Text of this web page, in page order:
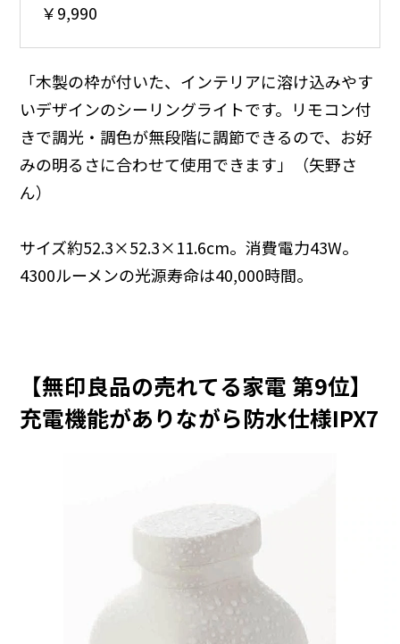
￥9,990
「木製の枠が付いた、インテリアに溶け込みやす
いデザインのシーリングライトです。リモコン付
きで調光・調色が無段階に調節できるので、お好
みの明るさに合わせて使用できます」（矢野さ
ん）
サイズ約52.3×52.3×11.6cm。消費電力43W。
4300ルーメンの光源寿命は40,000時間。
【無印良品の売れてる家電 第9位】
充電機能がありながら防水仕様IPX7